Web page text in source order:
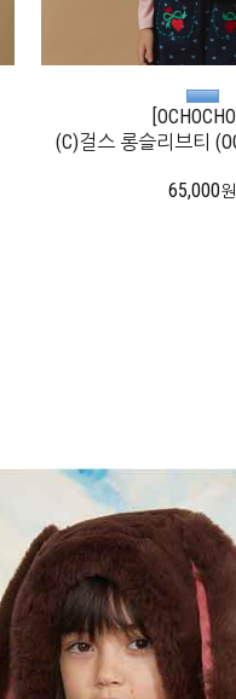
(C)걸스 롱슬리브티
65,000원